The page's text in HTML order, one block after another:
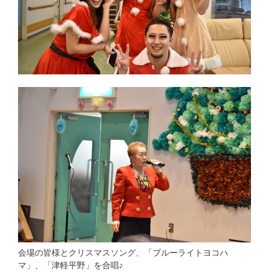
会場の皆様とクリスマスソング、「ブルーライトヨコハ
マ」、「津軽平野」を合唱♪